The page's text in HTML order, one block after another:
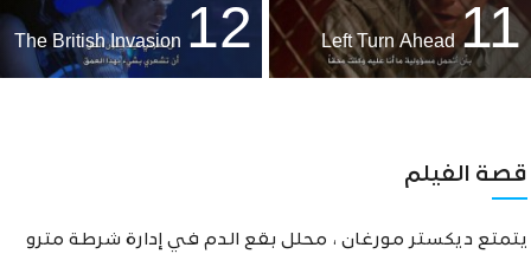
11
12
قصة الفيلم
يتمتع ديكستر مورغان ، محلل بقع الدم في إدارة شرطة مترو